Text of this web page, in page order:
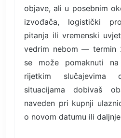
objave, ali u posebnim
izvođača, logistički
pitanja ili vremenski
vedrim nebom — termin
se može pomaknuti
rijetkim
situacijama dobivaš
naveden pri kupnji
o novom datumu ili